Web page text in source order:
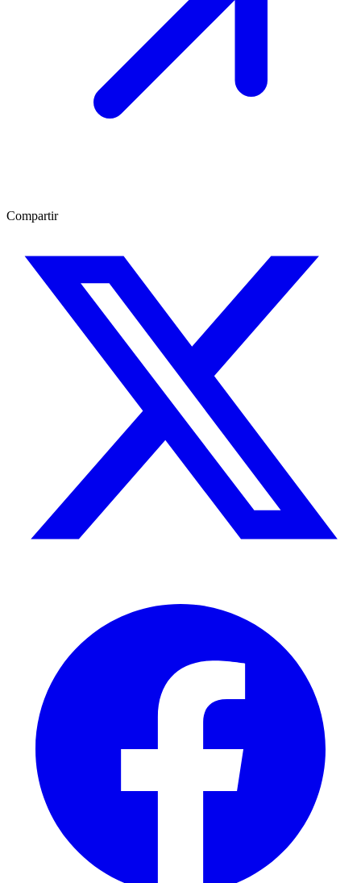
Compartir